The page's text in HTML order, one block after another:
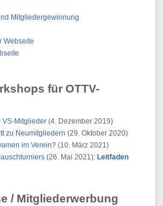
Mitgliedergewinnung
Webseite
für OTTV-
VS-Mitglieder (4. Dezember 2019)
zu Neumitgliedern (29. Oktober 2020)
im Verein? (10. März 2021)
(26. Mai 2021): Leitfaden
/ Mitgliederwerbung